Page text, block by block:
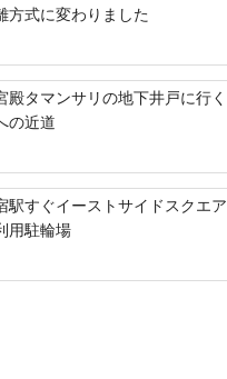
方式に変わりました
殿タマンサリの地下井戸に行く
の近道
駅すぐイーストサイドスクエア
用駐輪場